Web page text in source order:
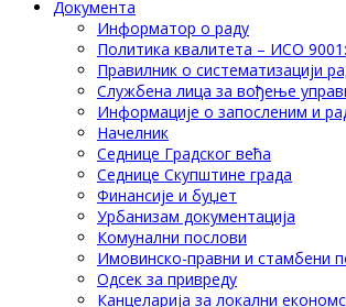
Документа
Информатор о раду
Политика квалитета – ИСО
Правилник о систематизацији
Службена лица за вођење
Информације о запосленим и
Начелник
Седнице Градског већа
Седнице Скупштине града
Финансије и буџет
Урбанизам документација
Комунални послови
Имовинско-правни и стамбени
Одсек за привреду
Канцеларија за локални